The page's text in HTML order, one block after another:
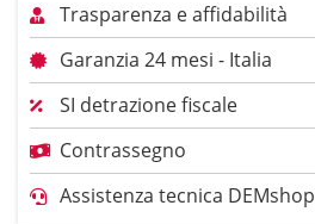
Trasparenza e affidabilità
Garanzia 24 mesi - Italia
SI detrazione fiscale
Contrassegno
Assistenza tecnica DEMshop